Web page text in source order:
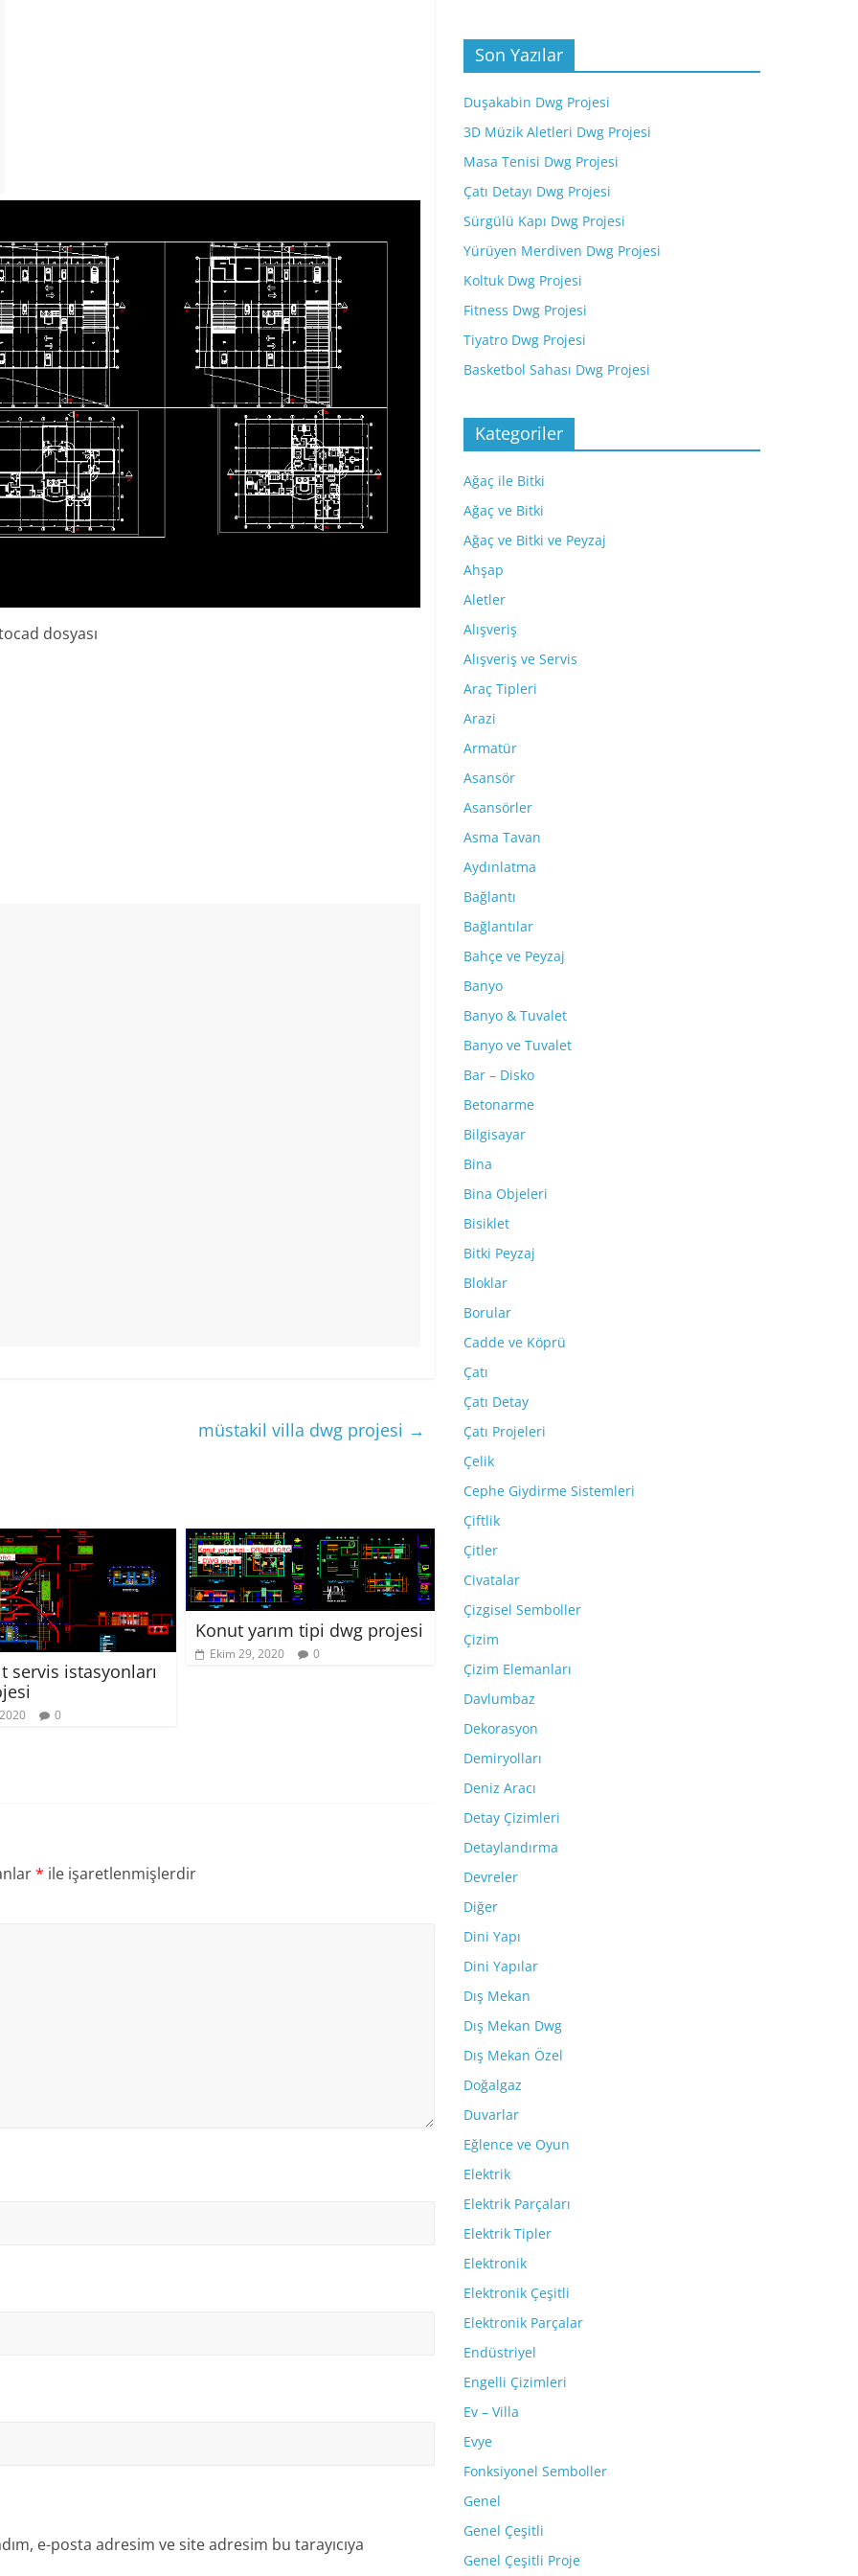
dosyası
müstakil villa dwg projesi →
servis istasyonları
0
Konut yarım tipi dwg projesi
Ekim 29, 2020 0
* ile işaretlenmişlerdir
e-posta adresim ve site adresim bu tarayıcıya
Son Yazılar
Duşakabin Dwg Projesi
3D Müzik Aletleri Dwg Projesi
Masa Tenisi Dwg Projesi
Çatı Detayı Dwg Projesi
Sürgülü Kapı Dwg Projesi
Yürüyen Merdiven Dwg Projesi
Koltuk Dwg Projesi
Fitness Dwg Projesi
Tiyatro Dwg Projesi
Basketbol Sahası Dwg Projesi
Kategoriler
Ağaç ile Bitki
Ağaç ve Bitki
Ağaç ve Bitki ve Peyzaj
Ahşap
Aletler
Alışveriş
Alışveriş ve Servis
Araç Tipleri
Arazi
Armatür
Asansör
Asansörler
Asma Tavan
Aydınlatma
Bağlantı
Bağlantılar
Bahçe ve Peyzaj
Banyo
Banyo & Tuvalet
Banyo ve Tuvalet
Bar – Disko
Betonarme
Bilgisayar
Bina
Bina Objeleri
Bisiklet
Bitki Peyzaj
Bloklar
Borular
Cadde ve Köprü
Çatı
Çatı Detay
Çatı Projeleri
Çelik
Cephe Giydirme Sistemleri
Çiftlik
Çitler
Civatalar
Çizgisel Semboller
Çizim
Çizim Elemanları
Davlumbaz
Dekorasyon
Demiryolları
Deniz Aracı
Detay Çizimleri
Detaylandırma
Devreler
Diğer
Dini Yapı
Dini Yapılar
Dış Mekan
Dış Mekan Dwg
Dış Mekan Özel
Doğalgaz
Duvarlar
Eğlence ve Oyun
Elektrik
Elektrik Parçaları
Elektrik Tipler
Elektronik
Elektronik Çeşitli
Elektronik Parçalar
Endüstriyel
Engelli Çizimleri
Ev – Villa
Evye
Fonksiyonel Semboller
Genel
Genel Çeşitli
Genel Çeşitli Proje